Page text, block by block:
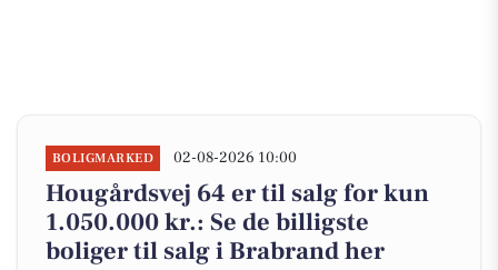
BOLIGMARKED 02-08-2026 10:00
Hougårdsvej 64 er til salg for kun
1.050.000 kr.: Se de billigste
boliger til salg i Brabrand her